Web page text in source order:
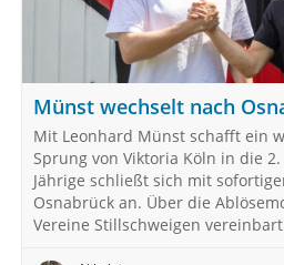
Münst wechselt nach
Mit Leonhard Münst schafft ein
Sprung von Viktoria Köln in die
Jährige schließt sich mit
Osnabrück an. Über die
Vereine Stillschweigen